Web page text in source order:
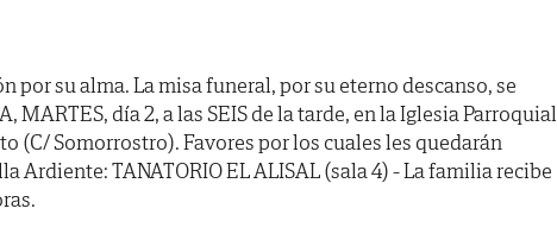
por su alma. La misa funeral, por su eterno descanso, se
MARTES, día 2, a las SEIS de la tarde, en la Iglesia Parroquial
(C/ Somorrostro). Favores por los cuales les quedarán
Ardiente: TANATORIO EL ALISAL (sala 4) - La familia recibe